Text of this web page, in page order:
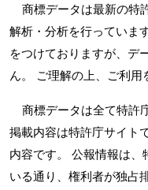
商標データは最新の特
解析・分析を行っていま
をつけておりますが、デ
ん。 ご理解の上、ご利用
商標データは全て特許
掲載内容は特許庁サイト
内容です。 公報情報は、
いる通り、権利者が独占